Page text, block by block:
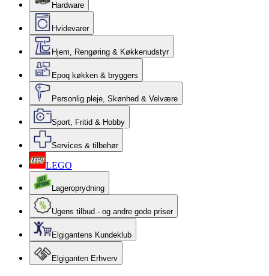
Hardware
Hvidevarer
Hjem, Rengøring & Køkkenudstyr
Epoq køkken & bryggers
Personlig pleje, Skønhed & Velvære
Sport, Fritid & Hobby
Services & tilbehør
LEGO
Lageroprydning
Ugens tilbud - og andre gode priser
Elgigantens Kundeklub
Elgiganten Erhverv